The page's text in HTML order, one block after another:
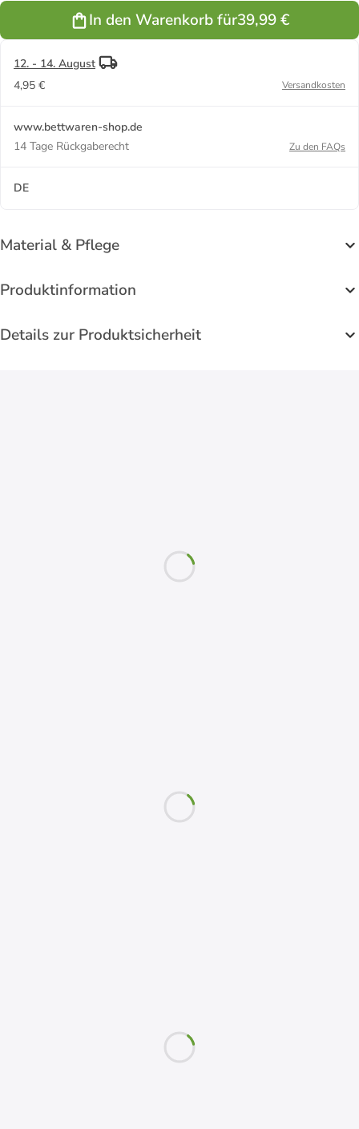
In den Warenkorb für39,99 €
12. - 14. August
4,95 €
Versandkosten
www.bettwaren-shop.de
14 Tage Rückgaberecht
Zu den FAQs
DE
Material & Pflege
Produktinformation
Details zur Produktsicherheit